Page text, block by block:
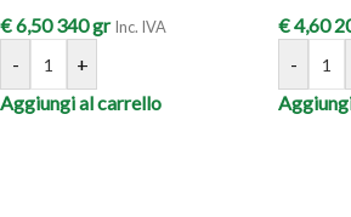
€6,50 340 gr Inc. IVA
-
+
Aggiungi al carrello
€4,60
-